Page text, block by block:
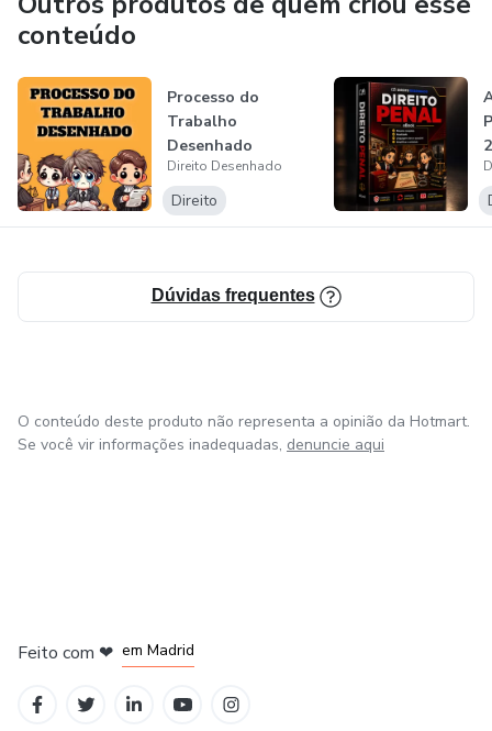
conteúdo
Processo do
Trabalho
Desenhado
(Atualizado - 2026)
Direito Desenhado
Direito
Dúvidas frequentes
O conteúdo deste produto não representa a opinião da Hotmart.
Se você vir informações inadequadas, denuncie aqui
Feito com ❤ em Madrid